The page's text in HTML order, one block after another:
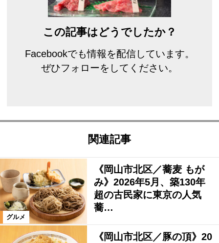
この記事はどうでしたか？
Facebookでも情報を配信しています。
ぜひフォローをしてください。
関連記事
グルメ
《岡山市北区／蕎麦 もが
み》2026年5月、築130年
超の古民家に東京の人気
蕎…
《岡山市北区／豚の頂》20